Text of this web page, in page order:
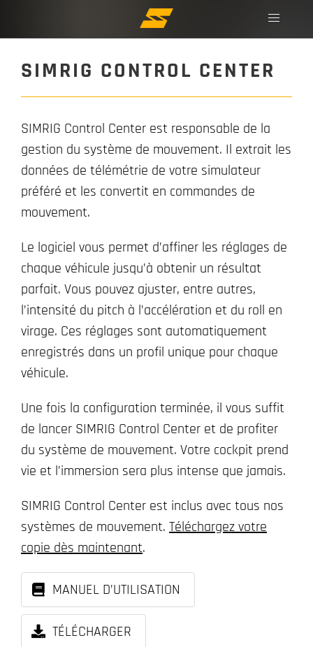
SIMRIG CONTROL CENTER
SIMRIG Control Center est responsable de la
gestion du système de mouvement. Il extrait les
données de télémétrie de votre simulateur
préféré et les convertit en commandes de
mouvement.
Le logiciel vous permet d’affiner les réglages de
chaque véhicule jusqu’à obtenir un résultat
parfait. Vous pouvez ajuster, entre autres,
l’intensité du pitch à l’accélération et du roll en
virage. Ces réglages sont automatiquement
enregistrés dans un profil unique pour chaque
véhicule.
Une fois la configuration terminée, il vous suffit
de lancer SIMRIG Control Center et de profiter
du système de mouvement. Votre cockpit prend
vie et l’immersion sera plus intense que jamais.
SIMRIG Control Center est inclus avec tous nos
systèmes de mouvement. Téléchargez votre
copie dès maintenant.
MANUEL D’UTILISATION
TÉLÉCHARGER